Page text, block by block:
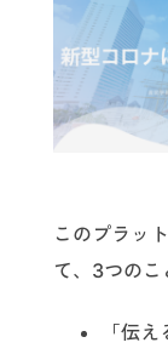
このプラッ
て、3つのこ
「伝